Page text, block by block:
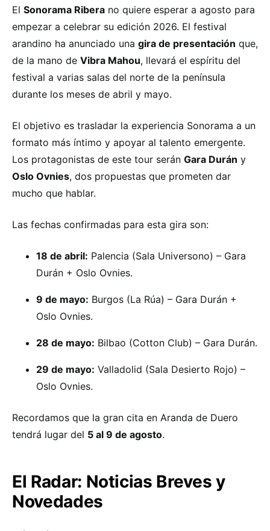
El Sonorama Ribera no quiere esperar a agosto para
empezar a celebrar su edición 2026. El festival
arandino ha anunciado una gira de presentación que,
de la mano de Vibra Mahou, llevará el espíritu del
festival a varias salas del norte de la península
durante los meses de abril y mayo.
El objetivo es trasladar la experiencia Sonorama a un
formato más íntimo y apoyar al talento emergente.
Los protagonistas de este tour serán Gara Durán y
Oslo Ovnies, dos propuestas que prometen dar
mucho que hablar.
Las fechas confirmadas para esta gira son:
18 de abril: Palencia (Sala Universono) – Gara
Durán + Oslo Ovnies.
9 de mayo: Burgos (La Rúa) – Gara Durán +
Oslo Ovnies.
28 de mayo: Bilbao (Cotton Club) – Gara Durán.
29 de mayo: Valladolid (Sala Desierto Rojo) –
Oslo Ovnies.
Recordamos que la gran cita en Aranda de Duero
tendrá lugar del 5 al 9 de agosto.
El Radar: Noticias Breves y
Novedades